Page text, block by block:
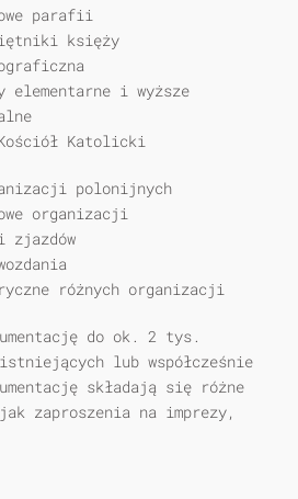
parafii
księży
elementarne i wyższe
Kościół Katolicki
polonijnych
organizacji
zjazdów
różnych organizacji
do ok. 2 tys.
lub współcześnie
składają się różne
zaproszenia na imprezy,